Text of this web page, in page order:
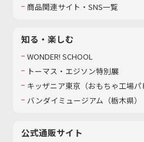
商品関連サイト・SNS一覧
知る・楽しむ
WONDER! SCHOOL
トーマス・エジソン特別展
キッザニア東京（おもちゃ工場パ
バンダイミュージアム（栃木県）
公式通販サイト